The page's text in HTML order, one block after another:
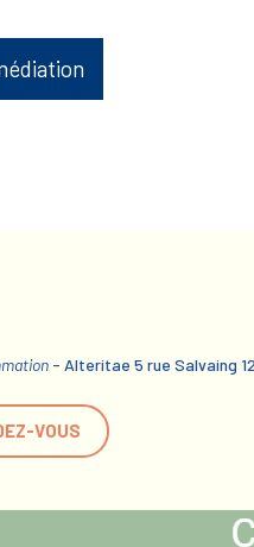
- Alteritae 5 rue Salvaing
VOUS